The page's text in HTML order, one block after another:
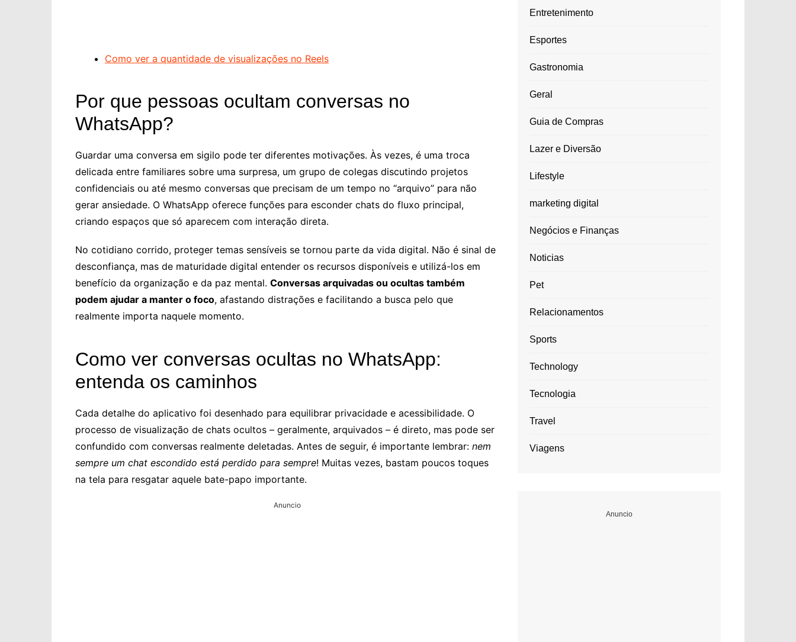
Como ver a quantidade de visualizações no Reels
Por que pessoas ocultam conversas no
WhatsApp?
Guardar uma conversa em sigilo pode ter diferentes motivações. Às vezes, é uma troca
delicada entre familiares sobre uma surpresa, um grupo de colegas discutindo projetos
confidenciais ou até mesmo conversas que precisam de um tempo no “arquivo” para não
gerar ansiedade. O WhatsApp oferece funções para esconder chats do fluxo principal,
criando espaços que só aparecem com interação direta.
No cotidiano corrido, proteger temas sensíveis se tornou parte da vida digital. Não é sinal de
desconfiança, mas de maturidade digital entender os recursos disponíveis e utilizá-los em
benefício da organização e da paz mental. Conversas arquivadas ou ocultas também
podem ajudar a manter o foco, afastando distrações e facilitando a busca pelo que
realmente importa naquele momento.
Como ver conversas ocultas no WhatsApp:
entenda os caminhos
Cada detalhe do aplicativo foi desenhado para equilibrar privacidade e acessibilidade. O
processo de visualização de chats ocultos – geralmente, arquivados – é direto, mas pode ser
confundido com conversas realmente deletadas. Antes de seguir, é importante lembrar: nem
sempre um chat escondido está perdido para sempre! Muitas vezes, bastam poucos toques
na tela para resgatar aquele bate-papo importante.
Anuncio
Entretenimento
Esportes
Gastronomia
Geral
Guia de Compras
Lazer e Diversão
Lifestyle
marketing digital
Negócios e Finanças
Noticias
Pet
Relacionamentos
Sports
Technology
Tecnologia
Travel
Viagens
Anuncio